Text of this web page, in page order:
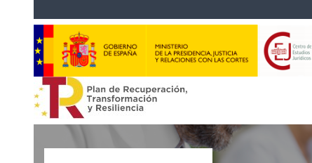
Read
more